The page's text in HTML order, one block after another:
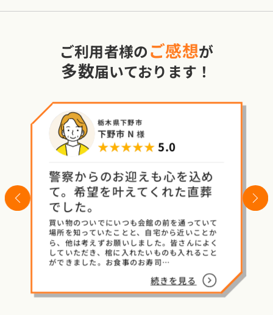
ご利用者様のご感想が
多数届いております！
栃木県下野市
下野市 N 様
★★★★★ 5.0
警察からのお迎えも心を込め
て。希望を叶えてくれた直葬
でした。
買い物のついでにいつも会館の前を通っていて
場所を知っていたことと、自宅から近いことか
ら、他は考えずお願いしました。皆さんによく
していただき、棺に入れたいものも入れること
ができました。お食事のお寿司…
続きを見る
Next